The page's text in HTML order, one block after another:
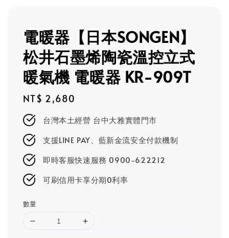
電暖器【日本SONGEN】
松井石墨烯陶瓷溫控立式
暖氣機 電暖器 KR-909T
Regular
price
NT$ 2,680
台灣本土經營 台中大雅實體門市
支援LINE PAY、藍新金流安全付款機制
即時客服快速服務 0900-622212
可刷信用卡享分期0利率
數量